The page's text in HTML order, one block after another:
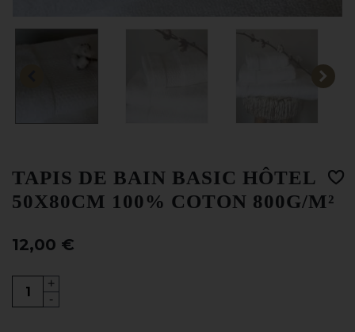
TAPIS DE BAIN BASIC HÔTEL
50X80CM 100% COTON 800G/M²
12,00 €
-
+